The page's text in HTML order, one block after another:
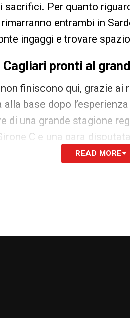
Per quanto
entrambi in
ingaggi e trovare
Cagliari pronti al
finiscono qui, grazie
base dopo l’esperienza
di una grande stagione
C e una gara
ha collezionato
READ MORE